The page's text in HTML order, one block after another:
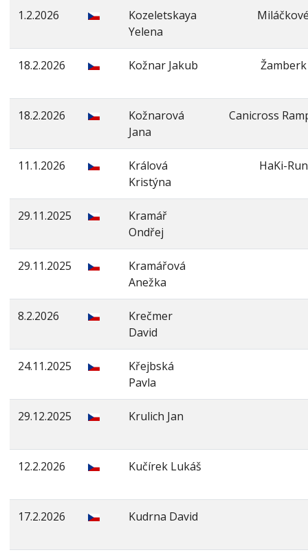
1.2.2026
Kozeletskaya
Yelena
18.2.2026 Kožnar Jakub Žamberk
18.2.2026
Kožnarová
Jana
Canicross
11.1.2026
Králová
Kristýna
HaKi-Run
29.11.2025
Kramář
Ondřej
29.11.2025
Kramářová
Anežka
8.2.2026
Krečmer
David
24.11.2025
Křejbská
Pavla
29.12.2025 Krulich Jan
12.2.2026 Kučírek Lukáš
17.2.2026 Kudrna David